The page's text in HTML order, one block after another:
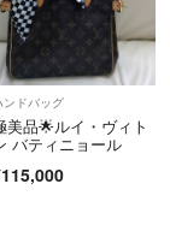
ンドバッグ
美品🌟ルイ・ヴィト
バティニョール